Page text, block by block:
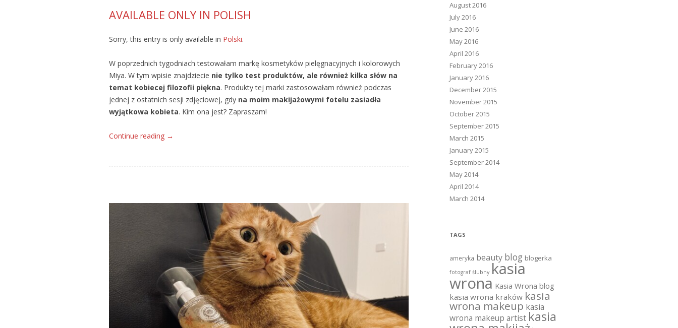
AVAILABLE ONLY IN POLISH
Sorry, this entry is only available in Polski.
W poprzednich tygodniach testowałam markę kosmetyków pielęgnacyjnych i kolorowych
Miya. W tym wpisie znajdziecie nie tylko test produktów, ale również kilka słów na
temat kobiecej filozofii piękna. Produkty tej marki zastosowałam również podczas
jednej z ostatnich sesji zdjęciowej, gdy na moim makijażowymi fotelu zasiadła
wyjątkowa kobieta. Kim ona jest? Zapraszam!
Continue reading →
August 2016
July 2016
June 2016
May 2016
April 2016
February 2016
January 2016
December 2015
November 2015
October 2015
September 2015
March 2015
January 2015
September 2014
May 2014
April 2014
March 2014
TAGS
ameryka beauty blog blogerka
fotograf ślubny kasia
wrona Kasia Wrona blog
kasia wrona kraków kasia
wrona makeup kasia
wrona makeup artist kasia